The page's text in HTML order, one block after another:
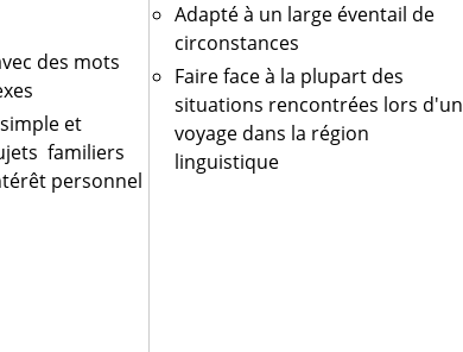
des mots
et
familiers
personnel
Adapté à un large éventail de
circonstances
Faire face à la plupart des
situations rencontrées lors d'un
voyage dans la région
linguistique